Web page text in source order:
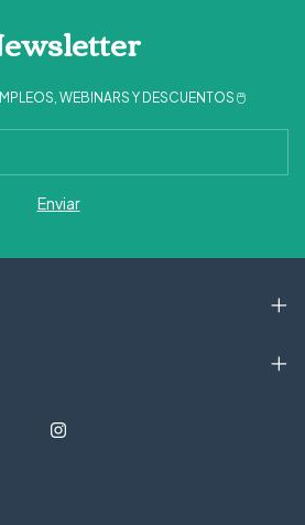
WEBINARS Y DESCUENTOS 🖱